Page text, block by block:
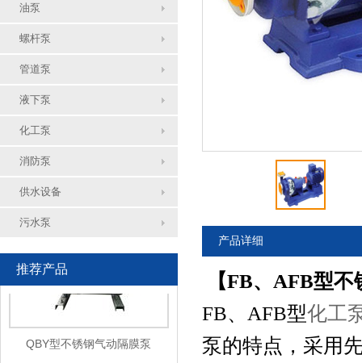
油泵
螺杆泵
管道泵
液下泵
化工泵
消防泵
供水设备
污水泵
推荐产品
FPZ耐腐蚀自吸泵
QBY型不锈钢气动隔膜泵
产品详细
【FB、AFB型不
FB、AFB型化工
泵的特点，采用